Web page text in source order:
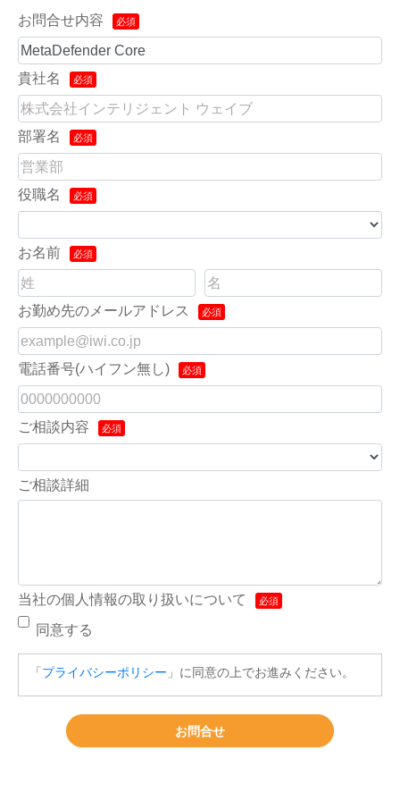
お問合せ内容
貴社名
部署名
役職名
お名前
お勤め先のメールアドレス
電話番号(ハイフン無し)
ご相談内容
ご相談詳細
当社の個人情報の取り扱いについて
同意する
「 プライバシーポリシー 」に同意の上でお進みください。